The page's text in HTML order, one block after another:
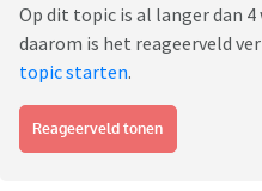
Op dit topic is al langer dan
daarom is het reageerveld
topic starten.
Reageerveld tonen